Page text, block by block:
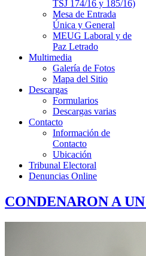
TSJ 174/16 y 185/16)
Mesa de Entrada
Única y General
MEUG Laboral y de
Paz Letrado
Multimedia
Galería de Fotos
Mapa del Sitio
Descargas
Formularios
Descargas varias
Contacto
Información de
Contacto
Ubicación
Tribunal Electoral
Denuncias Online
CONDENARON A